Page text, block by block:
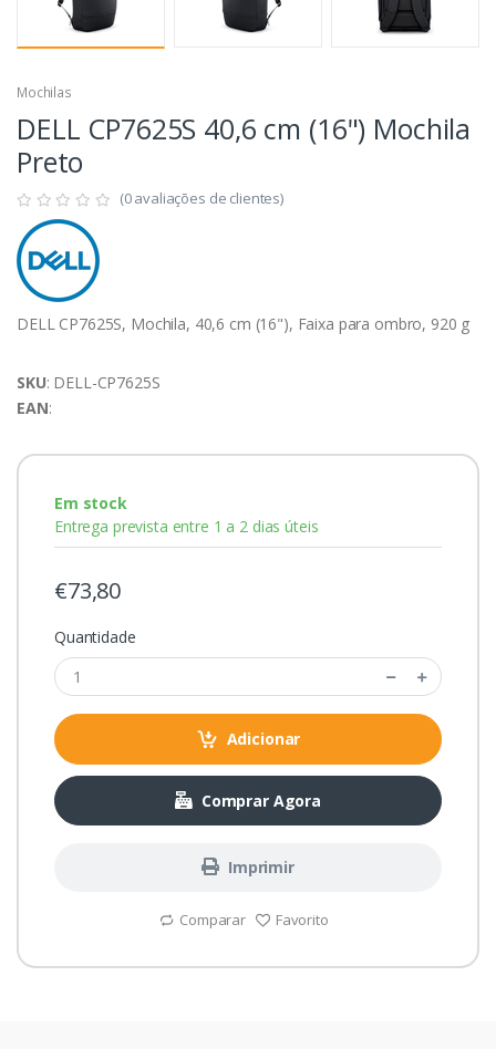
Mochilas
DELL CP7625S 40,6 cm (16") Mochila
Preto
(0 avaliações de clientes)
DELL CP7625S, Mochila, 40,6 cm (16"), Faixa para ombro, 920 g
SKU: DELL-CP7625S
EAN:
Em stock
Entrega prevista entre 1 a 2 dias úteis
€73,80
Quantidade
Adicionar
Comprar Agora
Imprimir
Comparar Favorito